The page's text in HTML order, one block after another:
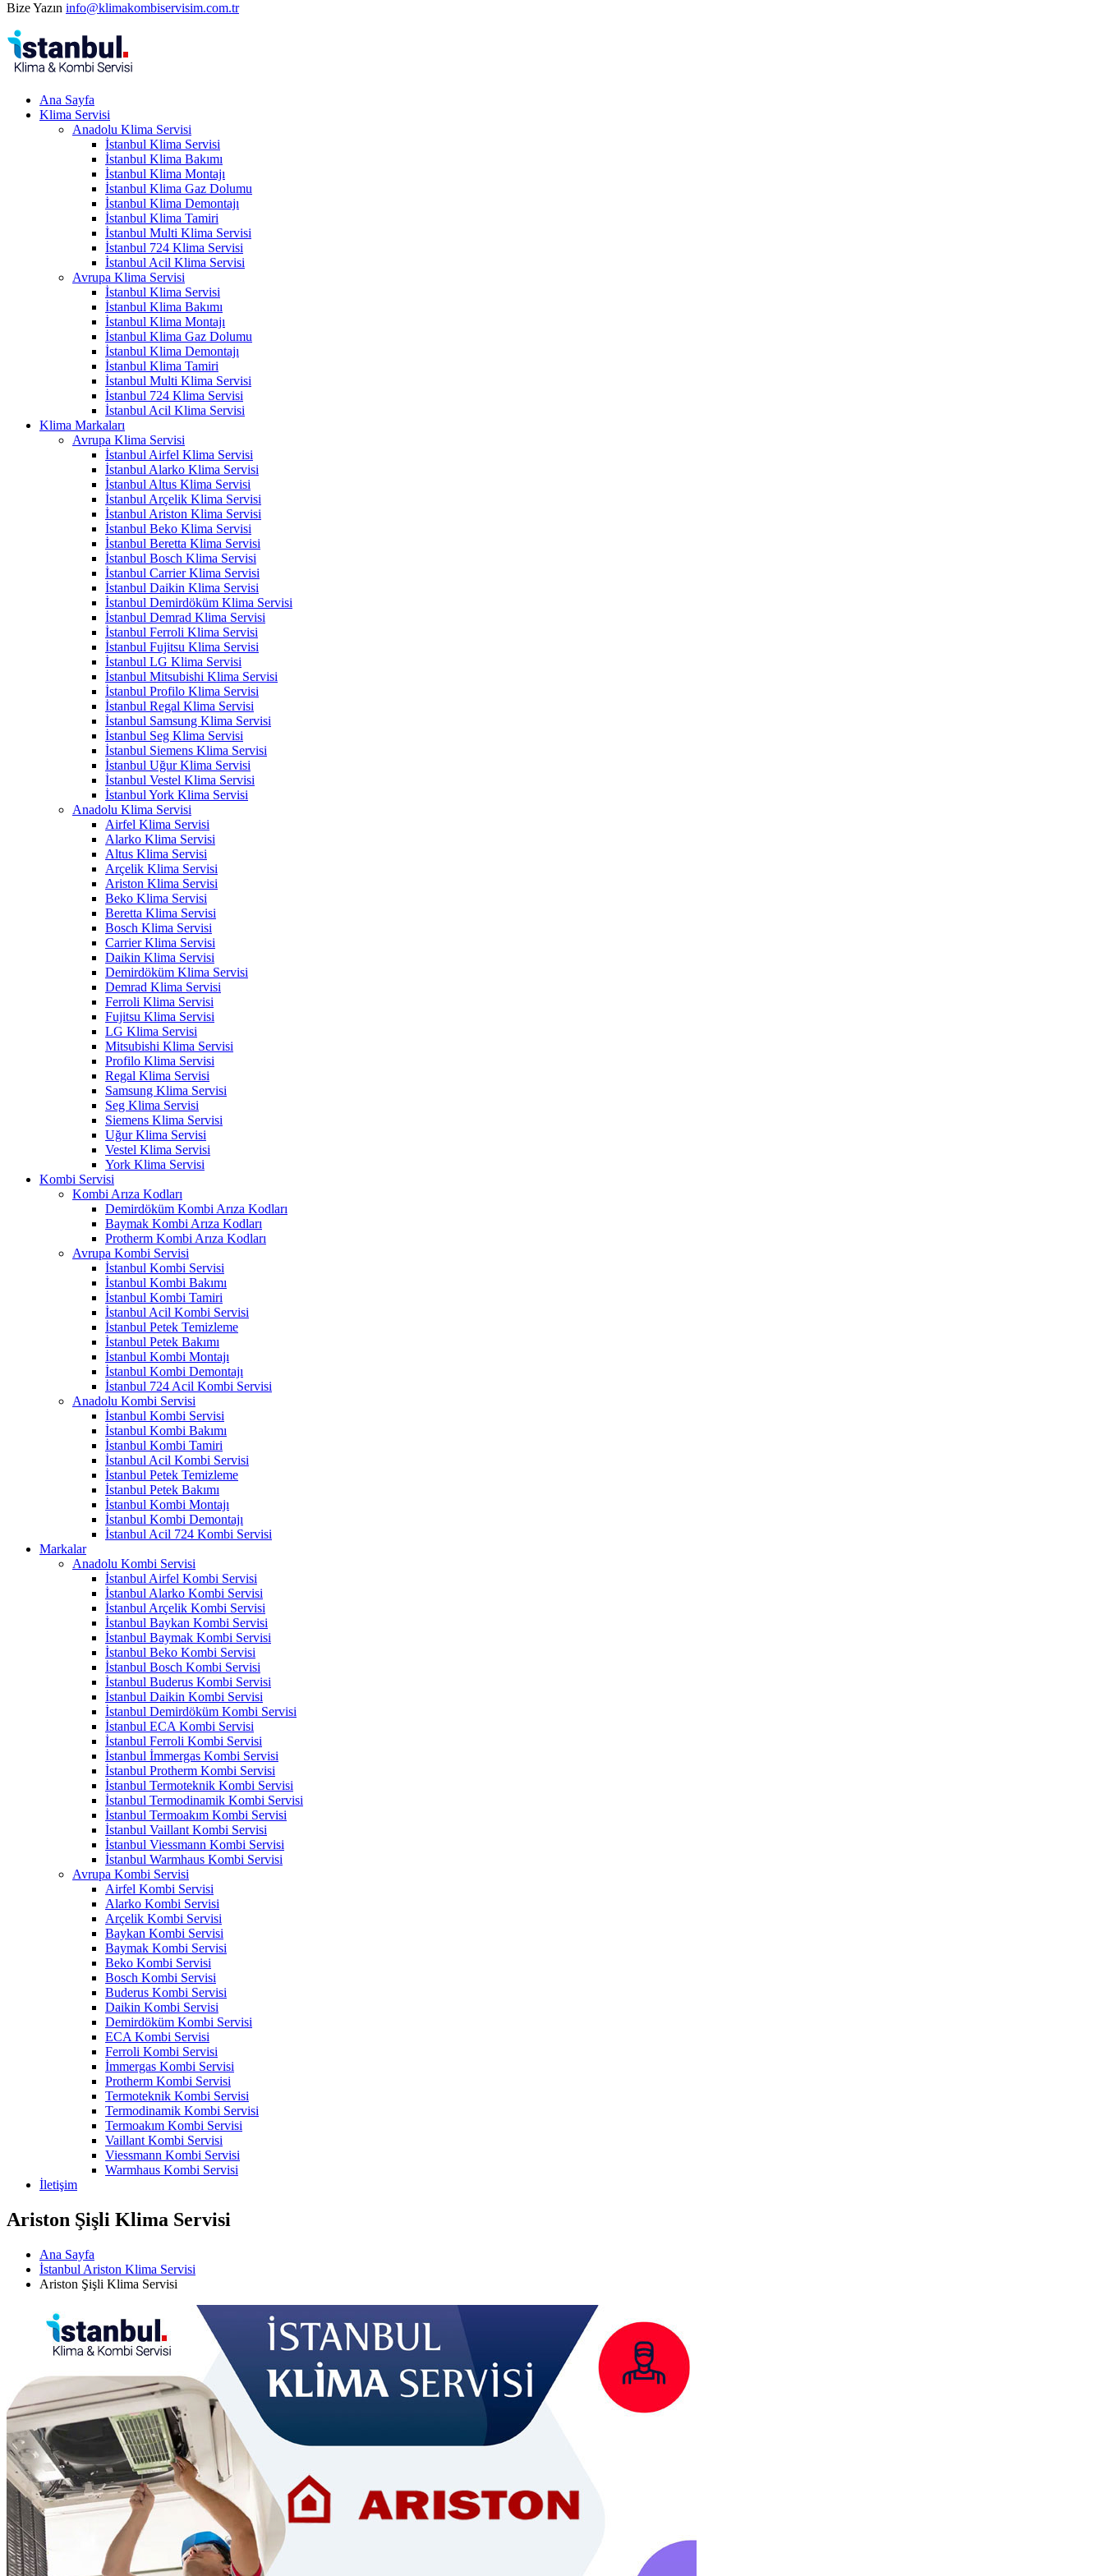
Bize Yazın info@klimakombiservisim.com.tr
Ana Sayfa
Klima Servisi
Anadolu Klima Servisi
İstanbul Klima Servisi
İstanbul Klima Bakımı
İstanbul Klima Montajı
İstanbul Klima Gaz Dolumu
İstanbul Klima Demontajı
İstanbul Klima Tamiri
İstanbul Multi Klima Servisi
İstanbul 724 Klima Servisi
İstanbul Acil Klima Servisi
Avrupa Klima Servisi
İstanbul Klima Servisi
İstanbul Klima Bakımı
İstanbul Klima Montajı
İstanbul Klima Gaz Dolumu
İstanbul Klima Demontajı
İstanbul Klima Tamiri
İstanbul Multi Klima Servisi
İstanbul 724 Klima Servisi
İstanbul Acil Klima Servisi
Klima Markaları
Avrupa Klima Servisi
İstanbul Airfel Klima Servisi
İstanbul Alarko Klima Servisi
İstanbul Altus Klima Servisi
İstanbul Arçelik Klima Servisi
İstanbul Ariston Klima Servisi
İstanbul Beko Klima Servisi
İstanbul Beretta Klima Servisi
İstanbul Bosch Klima Servisi
İstanbul Carrier Klima Servisi
İstanbul Daikin Klima Servisi
İstanbul Demirdöküm Klima Servisi
İstanbul Demrad Klima Servisi
İstanbul Ferroli Klima Servisi
İstanbul Fujitsu Klima Servisi
İstanbul LG Klima Servisi
İstanbul Mitsubishi Klima Servisi
İstanbul Profilo Klima Servisi
İstanbul Regal Klima Servisi
İstanbul Samsung Klima Servisi
İstanbul Seg Klima Servisi
İstanbul Siemens Klima Servisi
İstanbul Uğur Klima Servisi
İstanbul Vestel Klima Servisi
İstanbul York Klima Servisi
Anadolu Klima Servisi
Airfel Klima Servisi
Alarko Klima Servisi
Altus Klima Servisi
Arçelik Klima Servisi
Ariston Klima Servisi
Beko Klima Servisi
Beretta Klima Servisi
Bosch Klima Servisi
Carrier Klima Servisi
Daikin Klima Servisi
Demirdöküm Klima Servisi
Demrad Klima Servisi
Ferroli Klima Servisi
Fujitsu Klima Servisi
LG Klima Servisi
Mitsubishi Klima Servisi
Profilo Klima Servisi
Regal Klima Servisi
Samsung Klima Servisi
Seg Klima Servisi
Siemens Klima Servisi
Uğur Klima Servisi
Vestel Klima Servisi
York Klima Servisi
Kombi Servisi
Kombi Arıza Kodları
Demirdöküm Kombi Arıza Kodları
Baymak Kombi Arıza Kodları
Protherm Kombi Arıza Kodları
Avrupa Kombi Servisi
İstanbul Kombi Servisi
İstanbul Kombi Bakımı
İstanbul Kombi Tamiri
İstanbul Acil Kombi Servisi
İstanbul Petek Temizleme
İstanbul Petek Bakımı
İstanbul Kombi Montajı
İstanbul Kombi Demontajı
İstanbul 724 Acil Kombi Servisi
Anadolu Kombi Servisi
İstanbul Kombi Servisi
İstanbul Kombi Bakımı
İstanbul Kombi Tamiri
İstanbul Acil Kombi Servisi
İstanbul Petek Temizleme
İstanbul Petek Bakımı
İstanbul Kombi Montajı
İstanbul Kombi Demontajı
İstanbul Acil 724 Kombi Servisi
Markalar
Anadolu Kombi Servisi
İstanbul Airfel Kombi Servisi
İstanbul Alarko Kombi Servisi
İstanbul Arçelik Kombi Servisi
İstanbul Baykan Kombi Servisi
İstanbul Baymak Kombi Servisi
İstanbul Beko Kombi Servisi
İstanbul Bosch Kombi Servisi
İstanbul Buderus Kombi Servisi
İstanbul Daikin Kombi Servisi
İstanbul Demirdöküm Kombi Servisi
İstanbul ECA Kombi Servisi
İstanbul Ferroli Kombi Servisi
İstanbul İmmergas Kombi Servisi
İstanbul Protherm Kombi Servisi
İstanbul Termoteknik Kombi Servisi
İstanbul Termodinamik Kombi Servisi
İstanbul Termoakım Kombi Servisi
İstanbul Vaillant Kombi Servisi
İstanbul Viessmann Kombi Servisi
İstanbul Warmhaus Kombi Servisi
Avrupa Kombi Servisi
Airfel Kombi Servisi
Alarko Kombi Servisi
Arçelik Kombi Servisi
Baykan Kombi Servisi
Baymak Kombi Servisi
Beko Kombi Servisi
Bosch Kombi Servisi
Buderus Kombi Servisi
Daikin Kombi Servisi
Demirdöküm Kombi Servisi
ECA Kombi Servisi
Ferroli Kombi Servisi
İmmergas Kombi Servisi
Protherm Kombi Servisi
Termoteknik Kombi Servisi
Termodinamik Kombi Servisi
Termoakım Kombi Servisi
Vaillant Kombi Servisi
Viessmann Kombi Servisi
Warmhaus Kombi Servisi
İletişim
Ariston Şişli Klima Servisi
Ana Sayfa
İstanbul Ariston Klima Servisi
Ariston Şişli Klima Servisi